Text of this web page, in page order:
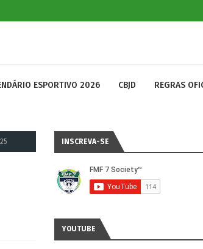
ESPORTIVO 2026 CBJD REGRAS
INSCREVA-SE
YOUTUBE